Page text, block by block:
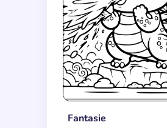
Fantasie